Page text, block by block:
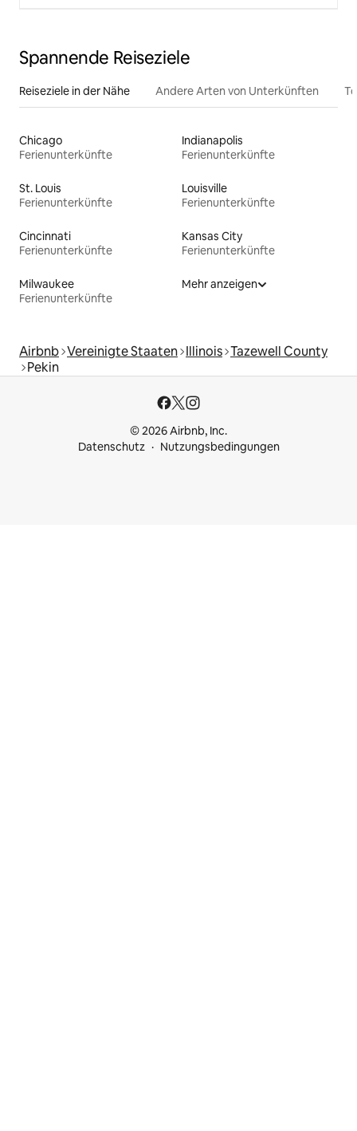
Spannende Reiseziele
Reiseziele in der Nähe Andere Arten von Unterkünften
Chicago
Ferienunterkünfte
Indianapolis
Ferienunterkünfte
St. Louis
Ferienunterkünfte
Louisville
Ferienunterkünfte
Cincinnati
Ferienunterkünfte
Kansas City
Ferienunterkünfte
Milwaukee
Ferienunterkünfte
Mehr anzeigen
Airbnb Vereinigte Staaten Illinois Tazewell County
Pekin
© 2026 Airbnb, Inc.
Datenschutz
Nutzungsbedingungen